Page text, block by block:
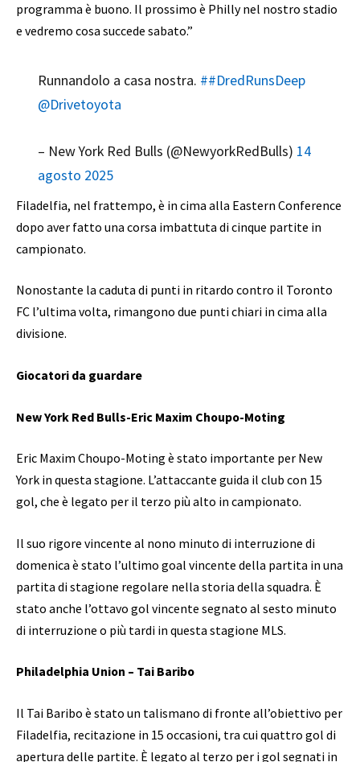
programma è buono. Il prossimo è Philly nel nostro stadio
e vedremo cosa succede sabato.”
Runnandolo a casa nostra. ##DredRunsDeep
@Drivetoyota
– New York Red Bulls (@NewyorkRedBulls) 14
agosto 2025
Filadelfia, nel frattempo, è in cima alla Eastern Conference
dopo aver fatto una corsa imbattuta di cinque partite in
campionato.
Nonostante la caduta di punti in ritardo contro il Toronto
FC l’ultima volta, rimangono due punti chiari in cima alla
divisione.
Giocatori da guardare
New York Red Bulls-Eric Maxim Choupo-Moting
Eric Maxim Choupo-Moting è stato importante per New
York in questa stagione. L’attaccante guida il club con 15
gol, che è legato per il terzo più alto in campionato.
Il suo rigore vincente al nono minuto di interruzione di
domenica è stato l’ultimo goal vincente della partita in una
partita di stagione regolare nella storia della squadra. È
stato anche l’ottavo gol vincente segnato al sesto minuto
di interruzione o più tardi in questa stagione MLS.
Philadelphia Union – Tai Baribo
Il Tai Baribo è stato un talismano di fronte all’obiettivo per
Filadelfia, recitazione in 15 occasioni, tra cui quattro gol di
apertura delle partite. È legato al terzo per i gol segnati in